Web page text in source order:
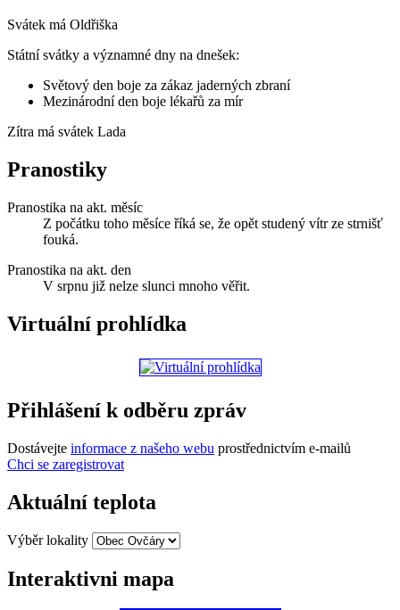
Svátek má Oldřiška
Státní svátky a významné dny na dnešek:
Světový den boje za zákaz jaderných zbraní
Mezinárodní den boje lékařů za mír
Zítra má svátek Lada
Pranostiky
Pranostika na akt. měsíc
Z počátku toho měsíce říká se, že opět studený vítr ze strnišť
fouká.
Pranostika na akt. den
V srpnu již nelze slunci mnoho věřit.
Virtuální prohlídka
Přihlášení k odběru zpráv
Dostávejte informace z našeho webu prostřednictvím e-mailů
Chci se zaregistrovat
Aktuální teplota
Výběr lokality
Interaktivni mapa